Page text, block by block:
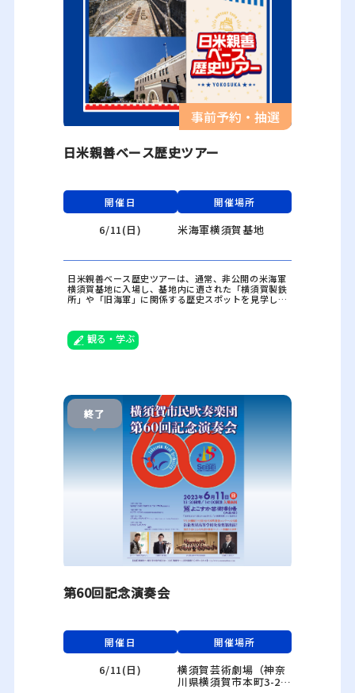
事前予約・抽選
日米親善ベース歴史ツアー
開催日
6/11(日)
開催場所
米海軍横須賀基地
日米親善ベース歴史ツアーは、通常、非公開の米海軍
横須賀基地に入場し、基地内に遺された「横須賀製鉄
所」や「旧海軍」に関係する歴史スポットを見学しな
がら、アメリカの生活文化を体感するツアーです。NP
たします。
ご参加には事前申し込み（抽選）が必要です。
観る・学ぶ
終了
第60回記念演奏会
開催日
6/11(日)
開催場所
横須賀芸術劇場（神奈
川県横須賀市本町3-2